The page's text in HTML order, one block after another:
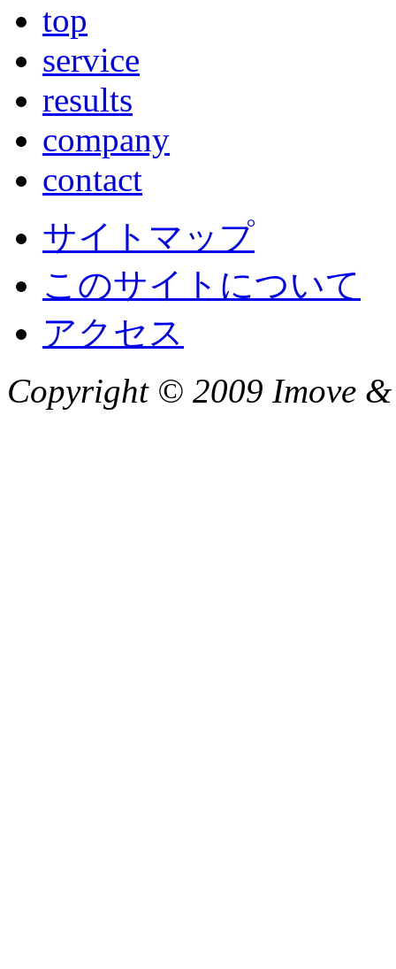
top
service
results
company
contact
サイトマップ
このサイトについて
アクセス
Copyright © 2009 Imove